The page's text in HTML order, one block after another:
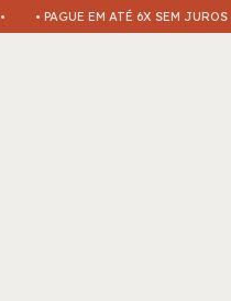
• PAGUE EM ATÉ 6X SEM JUROS •